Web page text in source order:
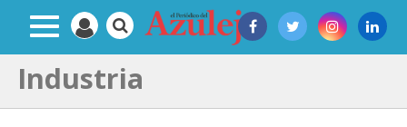
Industria